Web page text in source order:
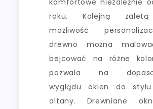
roku. Kolejną
możliwość
drewno można
bejcować na różne
pozwala na
wyglądu okien do stylu
altany. Drewniane